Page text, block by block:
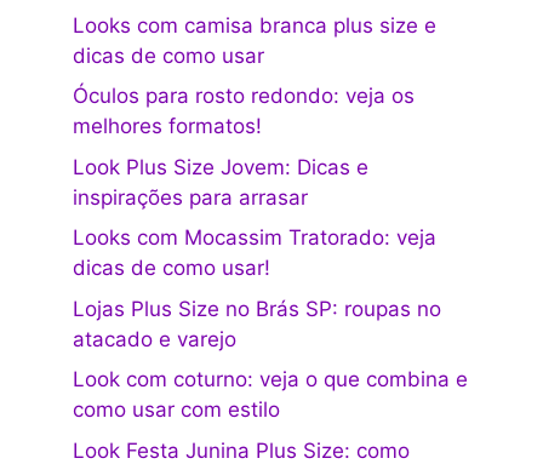
Looks com camisa branca plus size e
dicas de como usar
Óculos para rosto redondo: veja os
melhores formatos!
Look Plus Size Jovem: Dicas e
inspirações para arrasar
Looks com Mocassim Tratorado: veja
dicas de como usar!
Lojas Plus Size no Brás SP: roupas no
atacado e varejo
Look com coturno: veja o que combina e
como usar com estilo
Look Festa Junina Plus Size: como